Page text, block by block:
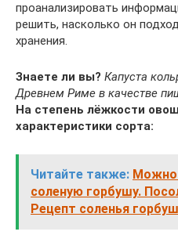
проанализировать
решить, насколько он
хранения.
Знаете ли вы? Капуста
Древнем Риме в качестве
На степень лёжкости
характеристики сорта:
Читайте также: Можно
соленую горбушу.
Рецепт соленья